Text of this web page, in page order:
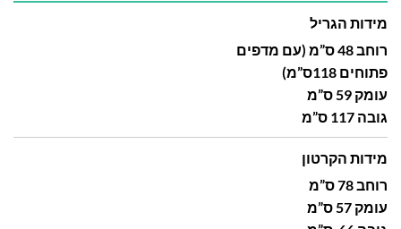
מידות הגריל
רוחב 48 ס”מ (עם מדפים
פתוחים 118ס”מ)
עומק 59 ס”מ
גובה 117 ס”מ
מידות הקרטון
רוחב 78 ס”מ
עומק 57 ס”מ